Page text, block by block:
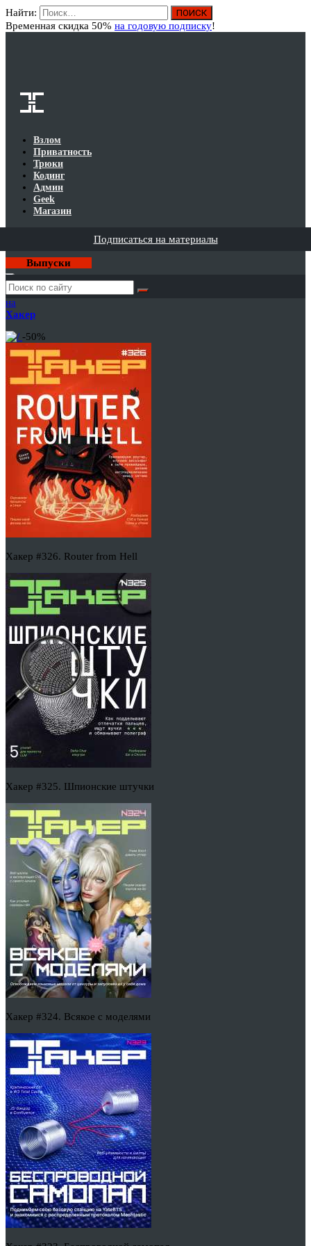
Найти:
Временная скидка 50% на годовую подписку!
Взлом
Приватность
Трюки
Кодинг
Админ
Geek
Магазин
Подписаться на материалы
Выпуски
Годовая
подписка
на
Хакер
-50%
Хакер #326. Router from Hell
Хакер #325. Шпионские штучки
Хакер #324. Всякое с моделями